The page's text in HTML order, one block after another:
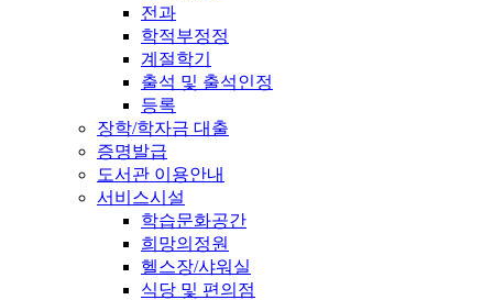
전과
학적부정정
계절학기
출석 및 출석인정
등록
장학/학자금 대출
증명발급
도서관 이용안내
서비스시설
학습문화공간
희망의정원
헬스장/샤워실
식당 및 편의점